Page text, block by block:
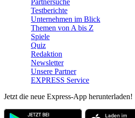
Partnersuche
Testberichte
Unternehmen im Blick
Themen von A bis Z
Spiele
Quiz
Redaktion
Newsletter
Unsere Partner
EXPRESS Service
Jetzt die neue Express-App herunterladen!